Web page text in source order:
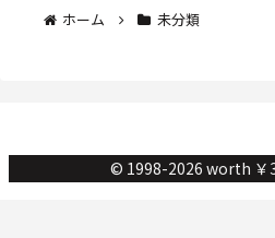
ホーム 未分類
© 1998-2026 worth ￥